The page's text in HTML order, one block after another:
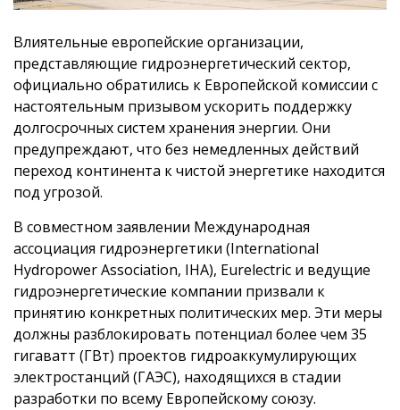
Влиятельные европейские организации,
представляющие гидроэнергетический сектор,
официально обратились к Европейской комиссии с
настоятельным призывом ускорить поддержку
долгосрочных систем хранения энергии. Они
предупреждают, что без немедленных действий
переход континента к чистой энергетике находится
под угрозой.
В совместном заявлении Международная
ассоциация гидроэнергетики (International
Hydropower Association, IHA), Eurelectric и ведущие
гидроэнергетические компании призвали к
принятию конкретных политических мер. Эти меры
должны разблокировать потенциал более чем 35
гигаватт (ГВт) проектов гидроаккумулирующих
электростанций (ГАЭС), находящихся в стадии
разработки по всему Европейскому союзу.